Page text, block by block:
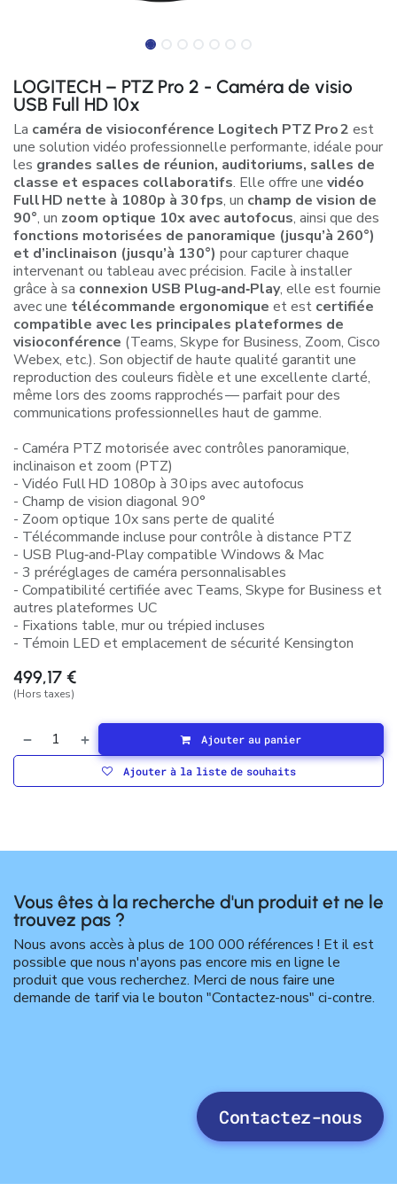
LOGITECH – PTZ Pro 2 - Caméra de visio
USB Full HD 10x
La caméra de visioconférence Logitech PTZ Pro 2 est
une solution vidéo professionnelle performante, idéale pour
les grandes salles de réunion, auditoriums, salles de
classe et espaces collaboratifs. Elle offre une vidéo
Full HD nette à 1080p à 30 fps, un champ de vision de
90°, un zoom optique 10x avec autofocus, ainsi que des
fonctions motorisées de panoramique (jusqu’à 260°)
et d’inclinaison (jusqu’à 130°) pour capturer chaque
intervenant ou tableau avec précision. Facile à installer
grâce à sa connexion USB Plug‑and‑Play, elle est fournie
avec une télécommande ergonomique et est certifiée
compatible avec les principales plateformes de
visioconférence (Teams, Skype for Business, Zoom, Cisco
Webex, etc.). Son objectif de haute qualité garantit une
reproduction des couleurs fidèle et une excellente clarté,
même lors des zooms rapprochés — parfait pour des
communications professionnelles haut de gamme.
- Caméra PTZ motorisée avec contrôles panoramique,
inclinaison et zoom (PTZ)
- Vidéo Full HD 1080p à 30 ips avec autofocus
- Champ de vision diagonal 90°
- Zoom optique 10x sans perte de qualité
- Télécommande incluse pour contrôle à distance PTZ
- USB Plug‑and‑Play compatible Windows & Mac
- 3 préréglages de caméra personnalisables
- Compatibilité certifiée avec Teams, Skype for Business et
autres plateformes UC
- Fixations table, mur ou trépied incluses
- Témoin LED et emplacement de sécurité Kensington
499,17 €
(Hors taxes)
Ajouter au panier
Ajouter à la liste de souhaits
Vous êtes à la recherche d'un produit et ne le
trouvez pas ?
Nous avons accès à plus de 100 000 références ! Et il est
possible que nous n'ayons pas encore mis en ligne le
produit que vous recherchez. Merci de nous faire une
demande de tarif via le bouton "Contactez-nous" ci-contre.
Contactez-nous